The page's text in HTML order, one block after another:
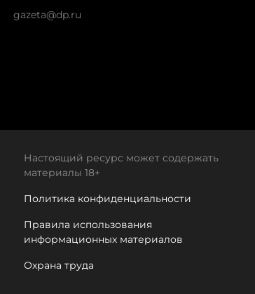
gazeta@dp.ru
Настоящий ресурс может содержать
материалы 18+
Политика конфиденциальности
Правила использования
информационных материалов
Охрана труда